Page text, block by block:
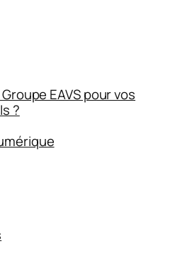
EAVS pour vos
?